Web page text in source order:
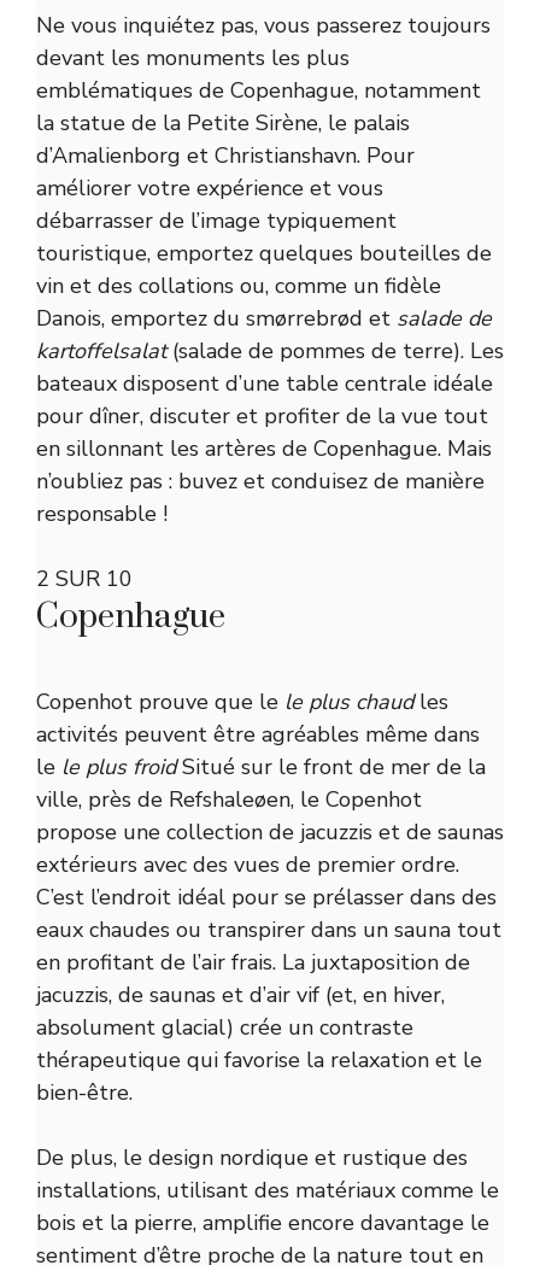
Ne vous inquiétez pas, vous passerez toujours
devant les monuments les plus
emblématiques de Copenhague, notamment
la statue de la Petite Sirène, le palais
d’Amalienborg et Christianshavn. Pour
améliorer votre expérience et vous
débarrasser de l’image typiquement
touristique, emportez quelques bouteilles de
vin et des collations ou, comme un fidèle
Danois, emportez du smørrebrød et salade de
kartoffelsalat(salade de pommes de terre). Les
bateaux disposent d’une table centrale idéale
pour dîner, discuter et profiter de la vue tout
en sillonnant les artères de Copenhague. Mais
n’oubliez pas : buvez et conduisez de manière
responsable !
2 SUR 10
Copenhague
Copenhot prouve que le le plus chaudles
activités peuvent être agréables même dans
le le plus froidSitué sur le front de mer de la
ville, près de Refshaleøen, le Copenhot
propose une collection de jacuzzis et de saunas
extérieurs avec des vues de premier ordre.
C’est l’endroit idéal pour se prélasser dans des
eaux chaudes ou transpirer dans un sauna tout
en profitant de l’air frais. La juxtaposition de
jacuzzis, de saunas et d’air vif (et, en hiver,
absolument glacial) crée un contraste
thérapeutique qui favorise la relaxation et le
bien-être.
De plus, le design nordique et rustique des
installations, utilisant des matériaux comme le
bois et la pierre, amplifie encore davantage le
sentiment d’être proche de la nature tout en